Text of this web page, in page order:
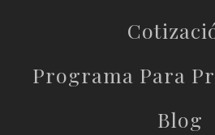
Programa Para
Blog